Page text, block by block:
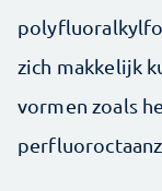
zich makkelijk
vormen zoals